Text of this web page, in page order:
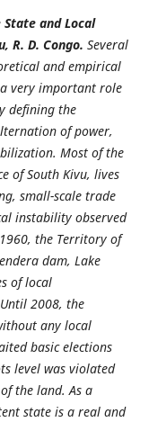
and Local
R. D. Congo. Several
and empirical
very important role
defining the
of power,
Most of the
of South Kivu, lives
small-scale trade
instability observed
the Territory of
dam, Lake
of local
2008, the
any local
basic elections
level was violated
the land. As a
state is a real and